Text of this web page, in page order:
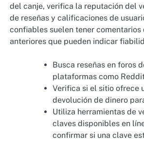
del canje, verifica la reputación del
de reseñas y calificaciones de
confiables suelen tener comentarios
anteriores que pueden indicar
Busca reseñas en foros
plataformas como
Verifica si el sitio ofrece
devolución de dinero
Utiliza herramientas de
claves disponibles en
confirmar si una clave